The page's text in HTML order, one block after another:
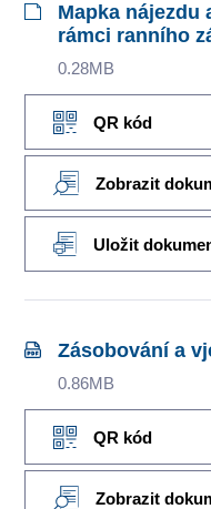
Mapka nájezdu
rámci ranního
0.28MB
QR kód
Zobrazit
Uložit
Zásobování a
0.86MB
QR kód
Zobrazit